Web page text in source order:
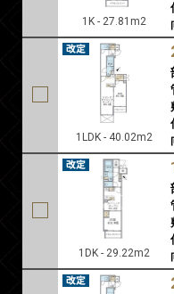
1K - 27.81m2
1LDK - 40.02m2
1DK - 29.22m2